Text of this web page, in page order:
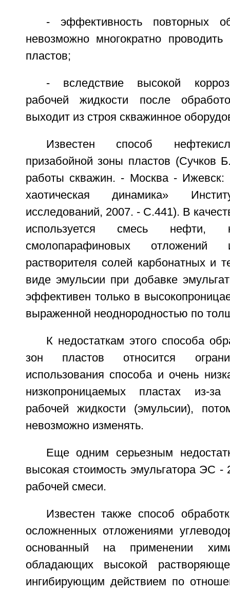
- эффективность повторных
невозможно многократно проводить
пластов;
- вследствие высокой
рабочей жидкости после
выходит из строя скважинное
Известен способ
призабойной зоны пластов (Сучков
работы скважин. - Москва -
хаотическая динамика»
исследований, 2007. - С.441). В
используется смесь нефти,
смолопарафиновых
растворителя солей карбонатных и
виде эмульсии при добавке
эффективен только в
выраженной неоднородностью по
К недостаткам этого способа
зон пластов относится
использования способа и очень
низкопроницаемых пластах из-
рабочей жидкости (эмульсии),
невозможно изменять.
Еще одним серьезным
высокая стоимость эмульгатора ЭС -
рабочей смеси.
Известен также способ
осложненных отложениями
основанный на применении
обладающих высокой
ингибирующим действием по